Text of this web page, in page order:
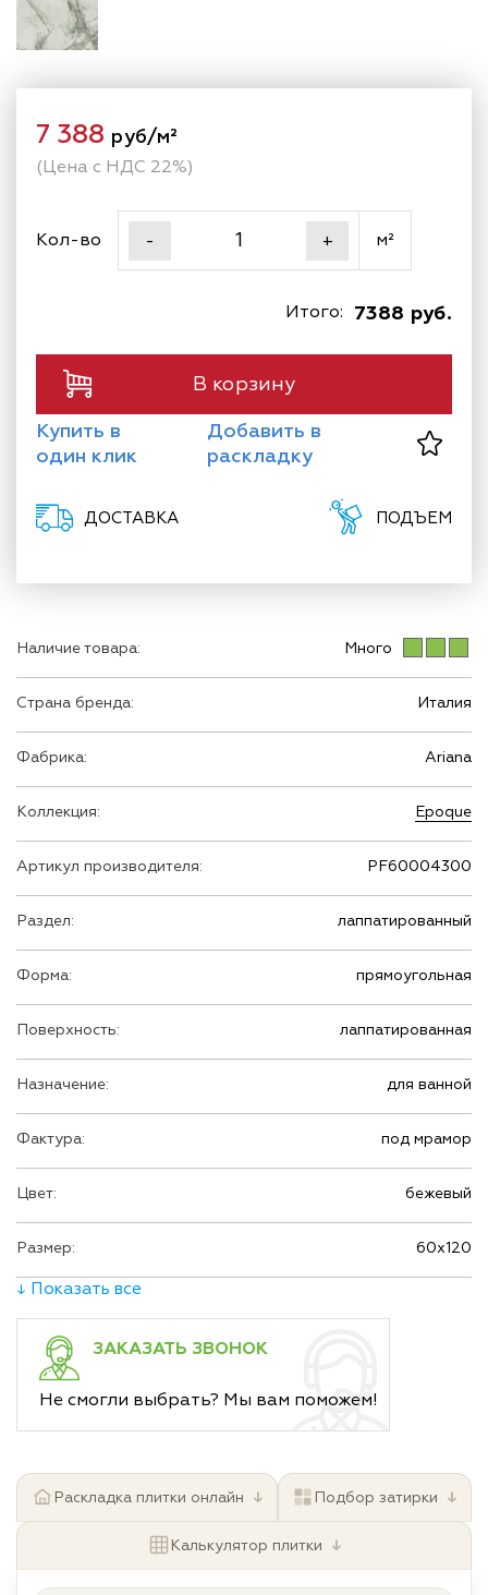
Наличие товара: Много
Страна бренда: Италия
Фабрика: Ariana
Коллекция: Epoque
Артикул производителя: PF60004300
Раздел: лаппатированный
Форма: прямоугольная
Поверхность: лаппатированная
Назначение: для ванной
Фактура: под мрамор
Цвет: бежевый
Размер: 60х120
↓ Показать все
ЗАКАЗАТЬ ЗВОНОК
Не смогли выбрать? Мы вам поможем!
7 388 руб/м²
(Цена с НДС 22%)
Кол-во - + м²
7388 руб.
Итого:
В корзину
Купить в
один клик
Добавить в
раскладку
ДОСТАВКА ПОДЪЕМ
Раскладка плитки онлайн ↓ Подбор затирки ↓
Калькулятор плитки ↓